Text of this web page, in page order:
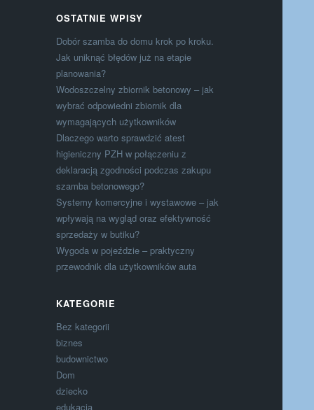
OSTATNIE WPISY
Dobór szamba do domu krok po kroku.
Jak uniknąć błędów już na etapie
planowania?
Wodoszczelny zbiornik betonowy – jak
wybrać odpowiedni zbiornik dla
wymagających użytkowników
Dlaczego warto sprawdzić atest
higieniczny PZH w połączeniu z
deklaracją zgodności podczas zakupu
szamba betonowego?
Systemy komercyjne i wystawowe – jak
wpływają na wygląd oraz efektywność
sprzedaży w butiku?
Wygoda w pojeździe – praktyczny
przewodnik dla użytkowników auta
KATEGORIE
Bez kategorii
biznes
budownictwo
Dom
dziecko
edukacja